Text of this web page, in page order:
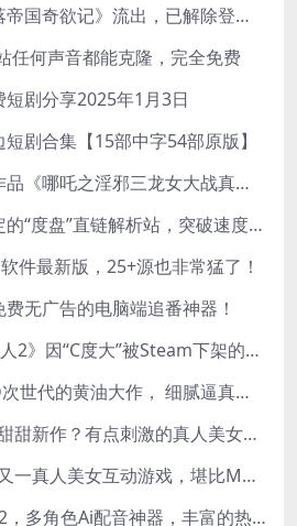
麻豆新作《日不落帝国奇欲记》流出，已解除登录验证！
任何声音都能克隆，完全免费
短剧分享2025年1月3日
短剧合集【15部中字54部原版】
麻豆蹭热度翻拍作品《哪吒之淫邪三龙女大战真阳魔童》 已上线
公益解析，最稳定的“度盘”直链解析站，突破速度限制
件最新版，25+源也非常猛了！
无广告的电脑端追番神器！
《请做coser的主人2》因“C度大”被Steam下架的真人美女互动游戏！
绅士游戏丨全3D次世代的黄油大作， 细腻逼真的双人互动狂想曲！
《迷情医院》潘甜甜新作？有点刺激的真人美女互动游戏
《银魔唐三藏》又一真人美女互动游戏，堪比M豆！
祈风TTS_v0.1.3.2，多角色Ai配音神器，丰富的热门音色